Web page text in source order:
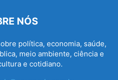
NÓS
política, economia, saúde,
meio ambiente, ciência e
e cotidiano.